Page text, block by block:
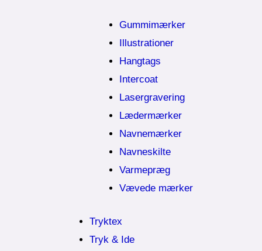
Gummimærker
Illustrationer
Hangtags
Intercoat
Lasergravering
Lædermærker
Navnemærker
Navneskilte
Varmepræg
Vævede mærker
Tryktex
Tryk & Ide